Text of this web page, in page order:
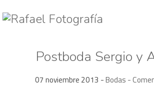
Postboda Sergio y
07 noviembre 2013 -Bodas -